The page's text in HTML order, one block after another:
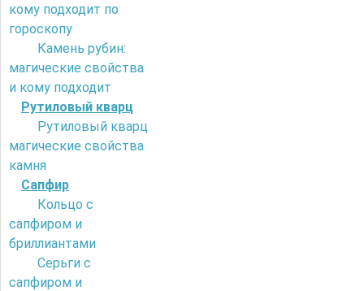
кому подходит по
гороскопу
Камень рубин:
магические свойства
и кому подходит
Рутиловый кварц
Рутиловый кварц
магические свойства
камня
Сапфир
Кольцо с
сапфиром и
бриллиантами
Серьги с
сапфиром и